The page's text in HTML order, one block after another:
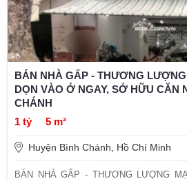
BÁN NHÀ GẤP - THƯƠNG
DỌN VÀO Ở NGAY, SỞ HỮU CĂN
CHÁNH
1 tỷ
5 m²
Huyện Bình Chánh, Hồ Chí Minh
BÁN NHÀ GẤP - THƯƠNG LƯỢNG